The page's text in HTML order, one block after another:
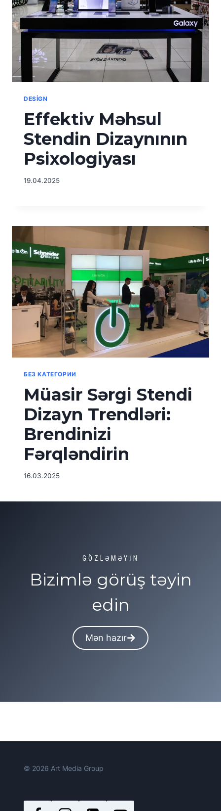
DESIGN
Effektiv Məhsul
Stendin Dizaynının
Psixologiyası
19.04.2025
БЕЗ КАТЕГОРИИ
Müasir Sərgi Stendi
Dizayn Trendləri:
Brendinizi
Fərqləndirin
16.03.2025
GÖZLƏMƏYİN
Bizimlə görüş təyin
edin
Mən hazır
© 2026 Art Media Group